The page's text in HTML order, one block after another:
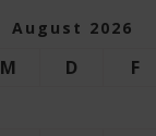
August 2026
M D F